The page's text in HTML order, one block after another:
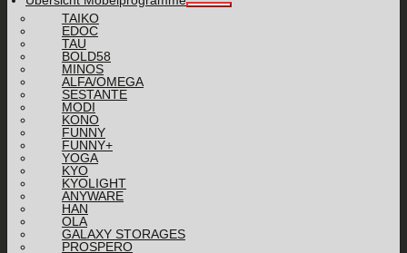
TAIKO
EDOC
TAU
BOLD58
MINOS
ALFA/OMEGA
SESTANTE
MODI
KONO
FUNNY
FUNNY+
YOGA
KYO
KYOLIGHT
ANYWARE
HAN
OLA
GALAXY STORAGES
PROSPERO